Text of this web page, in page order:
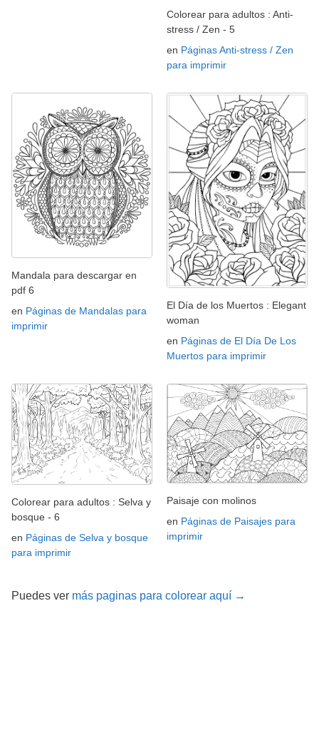
Colorear para adultos : Anti-
stress / Zen - 5
en Páginas Anti-stress / Zen
para imprimir
Mandala para descargar en
pdf 6
en Páginas de Mandalas para
imprimir
El Día de los Muertos : Elegant
woman
en Páginas de El Día De Los
Muertos para imprimir
Colorear para adultos : Selva y
bosque - 6
en Páginas de Selva y bosque
para imprimir
Paisaje con molinos
en Páginas de Paisajes para
imprimir
Puedes ver más paginas para colorear aquí →